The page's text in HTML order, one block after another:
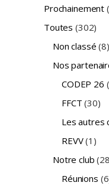
Prochainement
Toutes (302)
Non classé (8)
Nos
CODEP 26
FFCT (30)
Les autres
REVV(1)
Notre club
Réunions